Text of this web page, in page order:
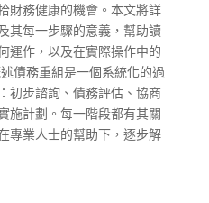
財務健康的機會。本文將詳
其每一步驟的意義，幫助讀
運作，以及在實際操作中的
債務重組是一個系統化的過
初步諮詢、債務評估、協商
施計劃。每一階段都有其關
專業人士的幫助下，逐步解